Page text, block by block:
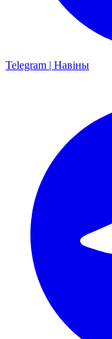
Telegram | Навіны